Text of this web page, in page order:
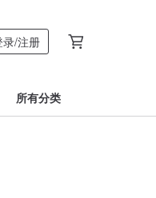
录/注册
所有分类